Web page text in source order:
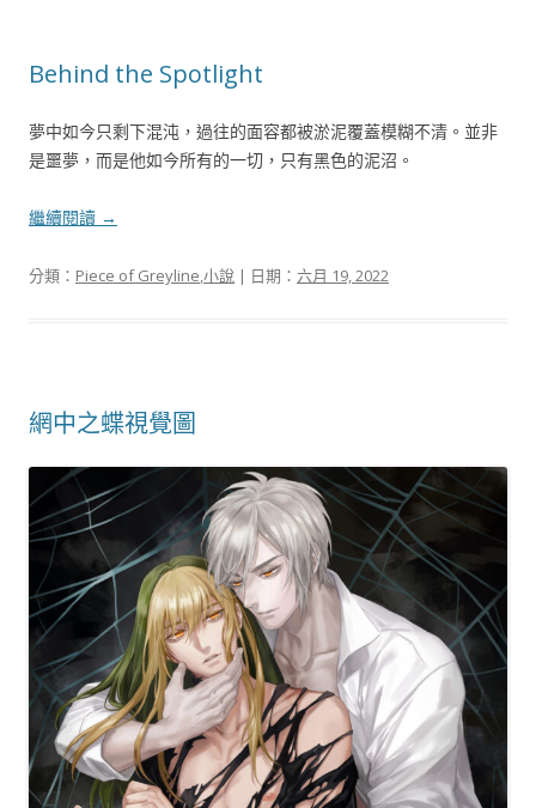
Behind the Spotlight
夢中如今只剩下混沌，過往的面容都被淤泥覆蓋模糊不清。並非
是噩夢，而是他如今所有的一切，只有黑色的泥沼。
繼續閱讀 →
分類： Piece of Greyline,小說 | 日期： 六月 19, 2022
網中之蝶視覺圖